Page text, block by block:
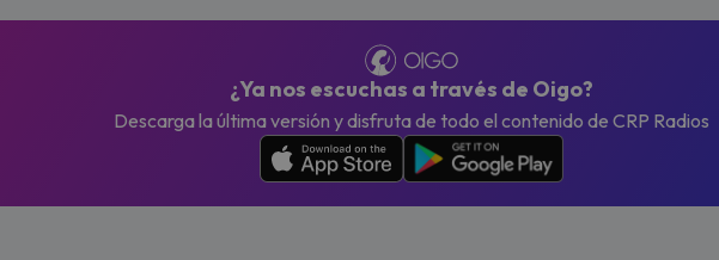
¿Ya nos escuchas a través de Oigo?
Descarga la última versión y disfruta de todo el contenido de CRP Radios